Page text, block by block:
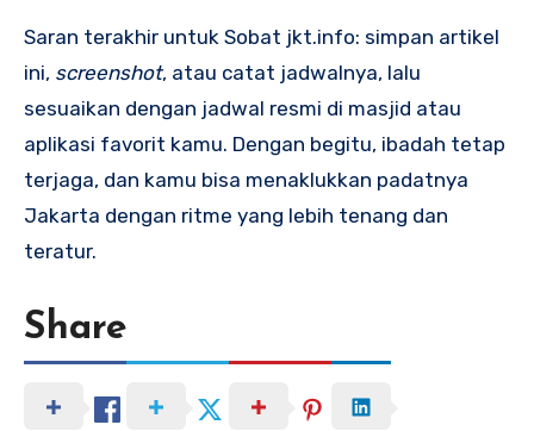
Saran terakhir untuk Sobat jkt.info: simpan artikel
ini, screenshot, atau catat jadwalnya, lalu
sesuaikan dengan jadwal resmi di masjid atau
aplikasi favorit kamu. Dengan begitu, ibadah tetap
terjaga, dan kamu bisa menaklukkan padatnya
Jakarta dengan ritme yang lebih tenang dan
teratur.
Share